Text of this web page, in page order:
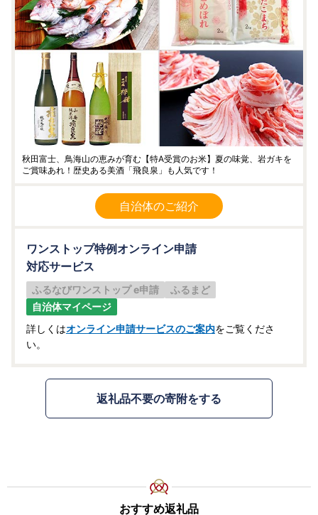
秋田富士、鳥海山の恵みが育む【特A受賞のお米】夏の味覚、岩ガキを
ご賞味あれ！歴史ある美酒「飛良泉」も人気です！
自治体のご紹介
ワンストップ特例オンライン申請
対応サービス
ふるなびワンストップ e申請
ふるまど
自治体マイページ
詳しくはオンライン申請サービスのご案内をご覧くださ
い。
返礼品不要の寄附をする
おすすめ返礼品